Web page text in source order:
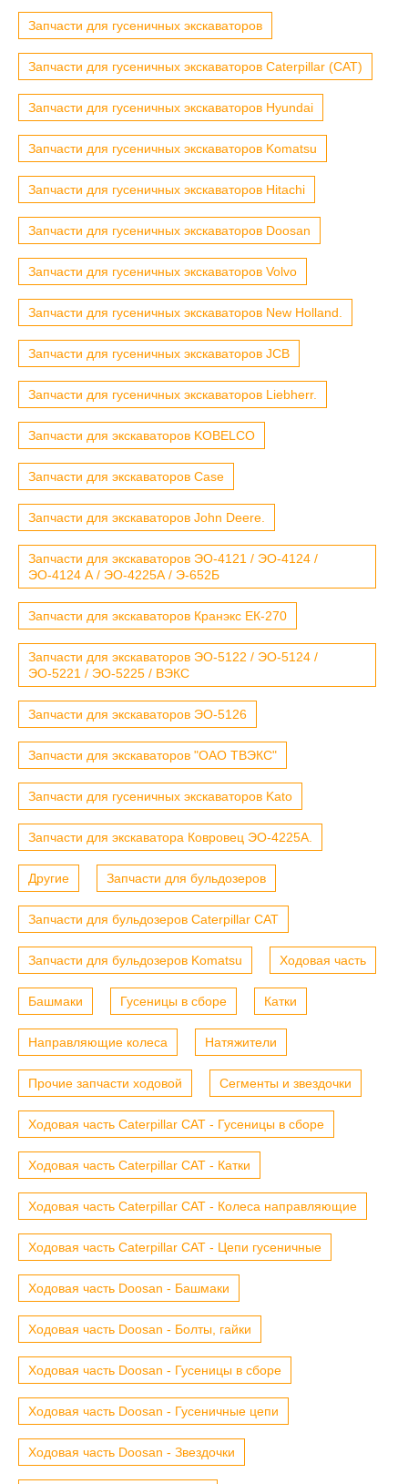
Запчасти для гусеничных экскаваторов
Запчасти для гусеничных экскаваторов Caterpillar (CAT)
Запчасти для гусеничных экскаваторов Hyundai
Запчасти для гусеничных экскаваторов Komatsu
Запчасти для гусеничных экскаваторов Hitachi
Запчасти для гусеничных экскаваторов Doosan
Запчасти для гусеничных экскаваторов Volvo
Запчасти для гусеничных экскаваторов New Holland.
Запчасти для гусеничных экскаваторов JCB
Запчасти для гусеничных экскаваторов Liebherr.
Запчасти для экскаваторов KOBELCO
Запчасти для экскаваторов Case
Запчасти для экскаваторов John Deere.
Запчасти для экскаваторов ЭО-4121 / ЭО-4124 /
ЭО-4124 А / ЭО-4225А / Э-652Б
Запчасти для экскаваторов Кранэкс ЕК-270
Запчасти для экскаваторов ЭО-5122 / ЭО-5124 /
ЭО-5221 / ЭО-5225 / ВЭКС
Запчасти для экскаваторов ЭО-5126
Запчасти для экскаваторов "ОАО ТВЭКС"
Запчасти для гусеничных экскаваторов Kato
Запчасти для экскаватора Ковровец ЭО-4225А.
Другие Запчасти для бульдозеров
Запчасти для бульдозеров Caterpillar CAT
Запчасти для бульдозеров Komatsu Ходовая часть
Башмаки Гусеницы в сборе Катки
Направляющие колеса Натяжители
Прочие запчасти ходовой Сегменты и звездочки
Ходовая часть Caterpillar CAT - Гусеницы в сборе
Ходовая часть Caterpillar CAT - Катки
Ходовая часть Caterpillar CAT - Колеса направляющие
Ходовая часть Caterpillar CAT - Цепи гусеничные
Ходовая часть Doosan - Башмаки
Ходовая часть Doosan - Болты, гайки
Ходовая часть Doosan - Гусеницы в сборе
Ходовая часть Doosan - Гусеничные цепи
Ходовая часть Doosan - Звездочки